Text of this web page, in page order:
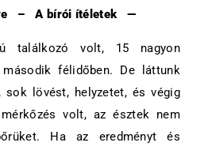
– A bírói ítéletek —
találkozó volt, 15 nagyon
félidőben. De láttunk
sok lövést, helyzetet, és végig
volt, az észtek nem
Ha az eredményt és